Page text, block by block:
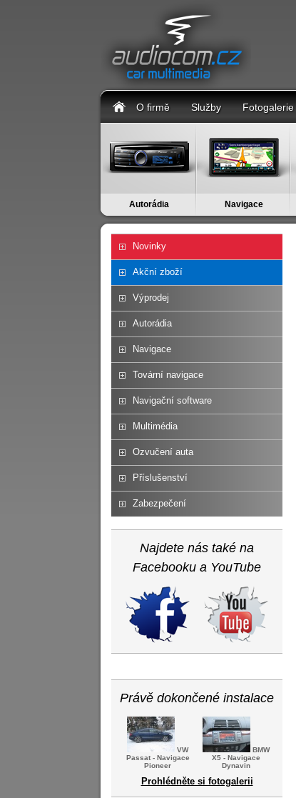
O firmě Služby Fotogalerie
Autorádia Navigace
Novinky
Akční zboží
Výprodej
Autorádia
Navigace
Tovární navigace
Navigační software
Multimédia
Ozvučení auta
Příslušenství
Zabezpečení
Najdete nás také na
Facebooku a YouTube
Právě dokončené instalace
VW
Passat - Navigace
Pioneer
BMW
X5 - Navigace
Dynavin
Prohlédněte si fotogalerii